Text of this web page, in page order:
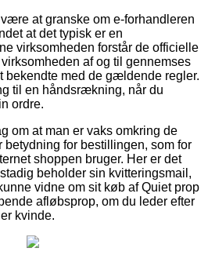
at granske om e-forhandleren
at det typisk er en
virksomheden forstår de officielle
af og til gennemses
bekendte med de gældende regler.
til en håndsrækning, når du
ordre.
om at man er vaks omkring de
betydning for bestillingen, som for
shoppen bruger. Her er det
beholder sin kvitteringsmail,
vidne om sit køb af Quiet prop
afløbsprop, om du leder efter
kvinde.